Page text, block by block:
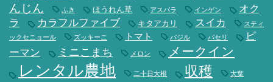
んじん
ふき ほうれん草 アスパラ インゲン
オク
ラ
カラフルファイブ キタアカリ スイカ
スティ
ックセニョール
ズッキーニ トマト バジル パセリ
ピ
ーマン
ミニこまち メロン メークイン
レンタル農地 二十日大根 収穫 大葉